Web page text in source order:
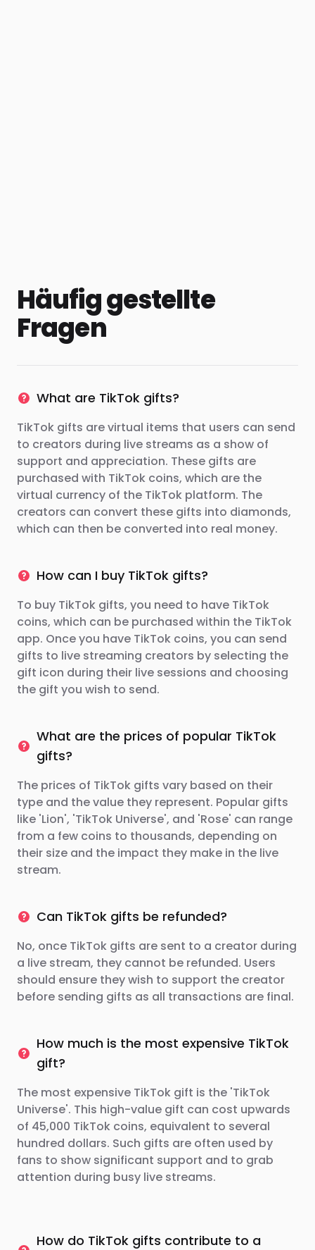
Häufig gestellte
Fragen
What are TikTok gifts?
TikTok gifts are virtual items that users can send
to creators during live streams as a show of
support and appreciation. These gifts are
purchased with TikTok coins, which are the
virtual currency of the TikTok platform. The
creators can convert these gifts into diamonds,
which can then be converted into real money.
How can I buy TikTok gifts?
To buy TikTok gifts, you need to have TikTok
coins, which can be purchased within the TikTok
app. Once you have TikTok coins, you can send
gifts to live streaming creators by selecting the
gift icon during their live sessions and choosing
the gift you wish to send.
What are the prices of popular TikTok
gifts?
The prices of TikTok gifts vary based on their
type and the value they represent. Popular gifts
like 'Lion', 'TikTok Universe', and 'Rose' can range
from a few coins to thousands, depending on
their size and the impact they make in the live
stream.
Can TikTok gifts be refunded?
No, once TikTok gifts are sent to a creator during
a live stream, they cannot be refunded. Users
should ensure they wish to support the creator
before sending gifts as all transactions are final.
How much is the most expensive TikTok
gift?
The most expensive TikTok gift is the 'TikTok
Universe'. This high-value gift can cost upwards
of 45,000 TikTok coins, equivalent to several
hundred dollars. Such gifts are often used by
fans to show significant support and to grab
attention during busy live streams.
How do TikTok gifts contribute to a